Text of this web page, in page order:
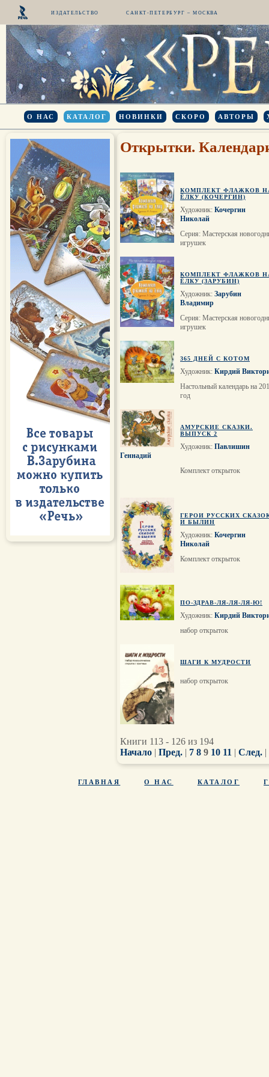
ИЗДАТЕЛЬСТВО САНКТ-ПЕТЕРБУРГ – МОСКВА
О НАС КАТАЛОГ НОВИНКИ СКОРО АВТОРЫ
Открытки.
КОМПЛЕКТ ФЛАЖКОВ
ЁЛКУ (КОЧЕРГИН)
Художник: Кочергин
Николай
Серия: Мастерская
игрушек
КОМПЛЕКТ ФЛАЖКОВ
ЁЛКУ (ЗАРУБИН)
Художник: Зарубин
Владимир
Серия: Мастерская
игрушек
365 ДНЕЙ С КОТОМ
Художник: Кирдий
Настольный календарь на
год
АМУРСКИЕ СКАЗКИ.
ВЫПУСК 2
Художник: Павлишин
Геннадий
Комплект открыток
ГЕРОИ РУССКИХ
И БЫЛИН
Художник: Кочергин
Николай
Комплект открыток
ПО-ЗДРАВ-ЛЯ-ЛЯ-ЛЯ-Ю!
Художник: Кирдий
набор открыток
ШАГИ К МУДРОСТИ
набор открыток
Книги 113 - 126 из 194
Начало | Пред. | 7 8 9 10 11 | След. |
ГЛАВНАЯ О НАС КАТАЛОГ